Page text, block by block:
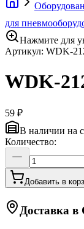
для
Нажмите для
Артикул: WDK-
WDK-
59 ₽
В наличии на
Количество:
Добавить в
Доставка в